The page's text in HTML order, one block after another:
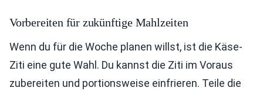
Vorbereiten für zukünftige Mahlzeiten
Wenn du für die Woche planen willst, ist die Käse-
Ziti eine gute Wahl. Du kannst die Ziti im Voraus
zubereiten und portionsweise einfrieren. Teile die